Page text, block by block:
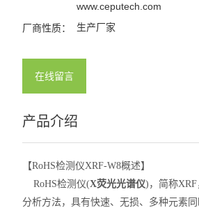
www.ceputech.com
厂商性质： 生产厂家
在线留言
产品介绍
【RoHS检测仪XRF-W8概述】
RoHS检测仪(X荧光光谱仪)，简称
分析方法，具有快速、无损、多种元素